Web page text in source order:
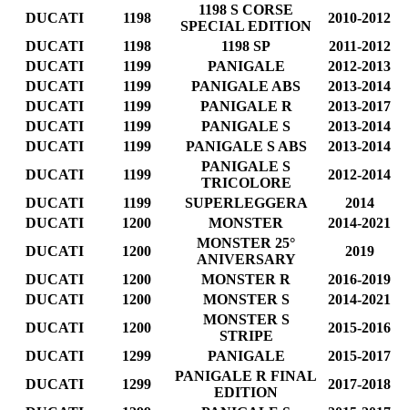
DUCATI
1198
1198 S CORSE
SPECIAL EDITION
2010-2012
DUCATI
1198 1198 SP
2011-2012
DUCATI
1199 PANIGALE
2012-2013
DUCATI
1199 PANIGALE ABS
2013-2014
DUCATI
1199 PANIGALE R
2013-2017
DUCATI
1199 PANIGALE S
2013-2014
DUCATI
1199 PANIGALE S ABS
2013-2014
DUCATI
1199
PANIGALE S
TRICOLORE
2012-2014
DUCATI
1199 SUPERLEGGERA
2014
DUCATI
1200 MONSTER
2014-2021
DUCATI
1200
MONSTER 25°
ANIVERSARY
2019
DUCATI
1200 MONSTER R
2016-2019
DUCATI
1200 MONSTER S
2014-2021
DUCATI
1200
MONSTER S
STRIPE
2015-2016
DUCATI
1299 PANIGALE
2015-2017
DUCATI
1299
PANIGALE R FINAL
EDITION
2017-2018